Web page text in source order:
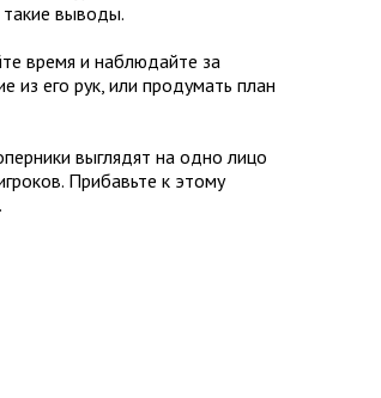
такие выводы.
время и наблюдайте за
из его рук, или продумать план
выглядят на одно лицо
Прибавьте к этому